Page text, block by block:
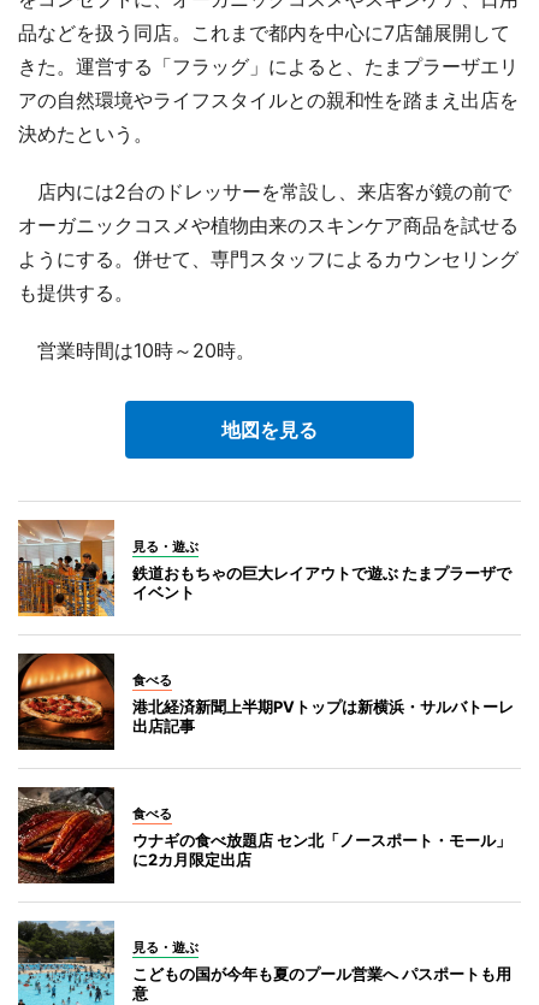
品などを扱う同店。これまで都内を中心に7店舗展開して
きた。運営する「フラッグ」によると、たまプラーザエリ
アの自然環境やライフスタイルとの親和性を踏まえ出店を
決めたという。
店内には2台のドレッサーを常設し、来店客が鏡の前で
オーガニックコスメや植物由来のスキンケア商品を試せる
ようにする。併せて、専門スタッフによるカウンセリング
も提供する。
営業時間は10時～20時。
地図を見る
見る・遊ぶ
鉄道おもちゃの巨大レイアウトで遊ぶ たまプラーザで
イベント
食べる
港北経済新聞上半期PVトップは新横浜・サルバトーレ
出店記事
食べる
ウナギの食べ放題店 セン北「ノースポート・モール」
に2カ月限定出店
見る・遊ぶ
こどもの国が今年も夏のプール営業へ パスポートも用
意